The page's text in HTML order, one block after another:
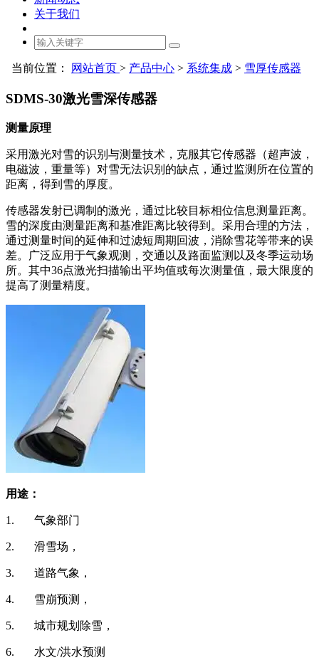
关于我们
当前位置： 网站首页 > 产品中心 > 系统集成 > 雪厚传感器
SDMS-30激光雪深传感器
测量原理
采用激光对雪的识别与测量技术，克服其它传感器（超声波，
电磁波，重量等）对雪无法识别的缺点，通过监测所在位置的
距离，得到雪的厚度。
传感器发射已调制的激光，通过比较目标相位信息测量距离。
雪的深度由测量距离和基准距离比较得到。采用合理的方法，
通过测量时间的延伸和过滤短周期回波，消除雪花等带来的误
差。广泛应用于气象观测，交通以及路面监测以及冬季运动场
所。其中36点激光扫描输出平均值或每次测量值，最大限度的
提高了测量精度。
用途：
1. 气象部门
2. 滑雪场，
3. 道路气象，
4. 雪崩预测，
5. 城市规划除雪，
6. 水文/洪水预测